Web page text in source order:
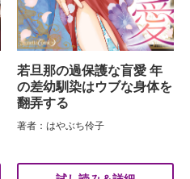
若旦那の過保護な盲愛 年
の差幼馴染はウブな身体を
翻弄する
著者：はやぶち伶子